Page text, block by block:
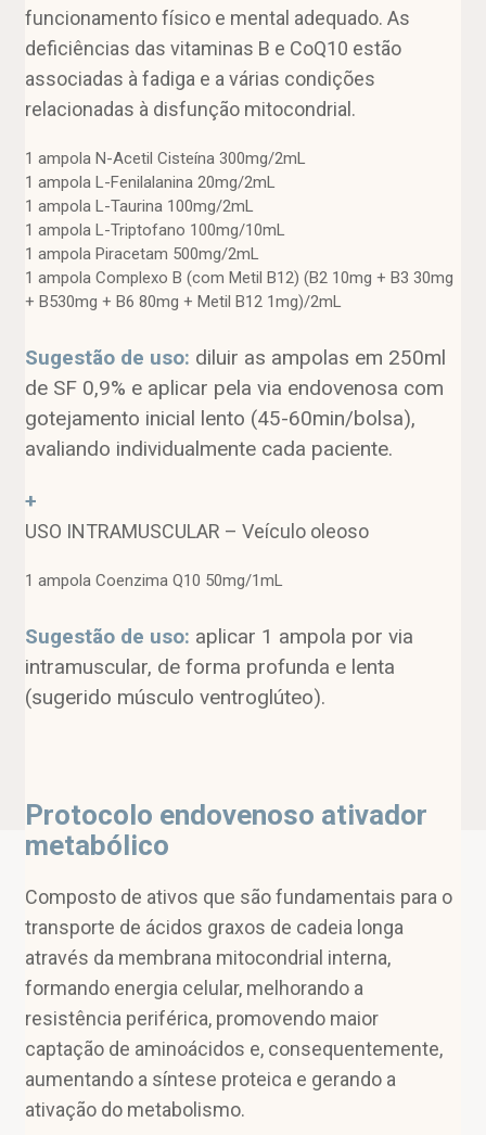
funcionamento físico e mental adequado. As
deficiências das vitaminas B e CoQ10 estão
associadas à fadiga e a várias condições
relacionadas à disfunção mitocondrial.
1 ampola N-Acetil Cisteína 300mg/2mL
1 ampola L-Fenilalanina 20mg/2mL
1 ampola L-Taurina 100mg/2mL
1 ampola L-Triptofano 100mg/10mL
1 ampola Piracetam 500mg/2mL
1 ampola Complexo B (com Metil B12) (B2 10mg + B3 30mg
+ B530mg + B6 80mg + Metil B12 1mg)/2mL
Sugestão de uso: diluir as ampolas em 250ml
de SF 0,9% e aplicar pela via endovenosa com
gotejamento inicial lento (45-60min/bolsa),
avaliando individualmente cada paciente.
+
USO INTRAMUSCULAR – Veículo oleoso
1 ampola Coenzima Q10 50mg/1mL
Sugestão de uso: aplicar 1 ampola por via
intramuscular, de forma profunda e lenta
(sugerido músculo ventroglúteo).
Protocolo endovenoso ativador
metabólico
Composto de ativos que são fundamentais para o
transporte de ácidos graxos de cadeia longa
através da membrana mitocondrial interna,
formando energia celular, melhorando a
resistência periférica, promovendo maior
captação de aminoácidos e, consequentemente,
aumentando a síntese proteica e gerando a
ativação do metabolismo.